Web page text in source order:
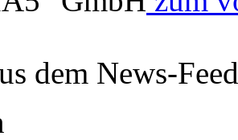
dem News-